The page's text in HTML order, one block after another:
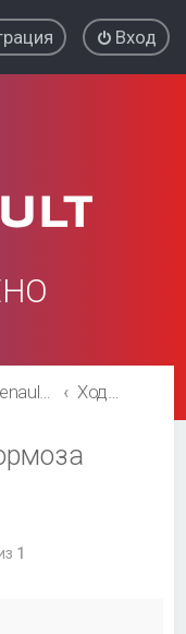
Вход
Renault Kaptur Ходовая,управление,тормоза
1